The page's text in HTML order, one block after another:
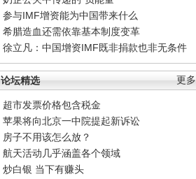
参与IMF增资能为中国带来什么
希腊造血还需依靠基本制度变革
徐立凡：中国增资IMF既非捐款也非无条件
更多
论坛精选
超市发票价格包含税金
苹果将向北京一中院提起新诉讼
房子不用该怎么放？
航天活动几乎涵盖各个领域
炒白银 当下有赚头